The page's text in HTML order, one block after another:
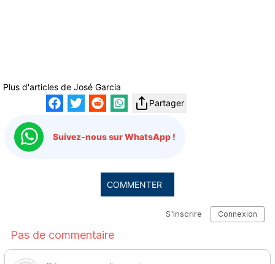
Plus d'articles de José Garcia
Partager
Suivez-nous sur WhatsApp !
COMMENTER